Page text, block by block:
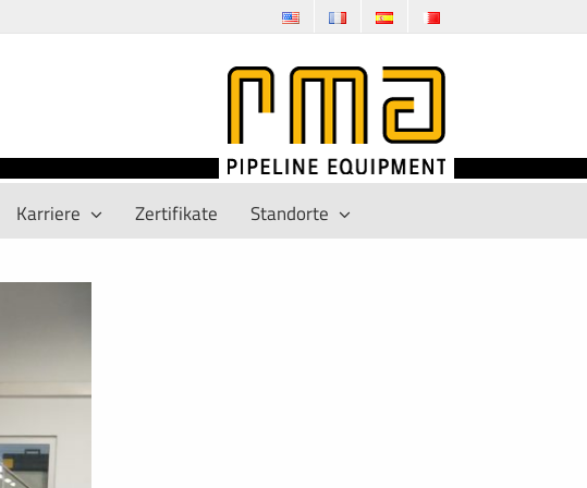
Karriere Zertifikate Standorte